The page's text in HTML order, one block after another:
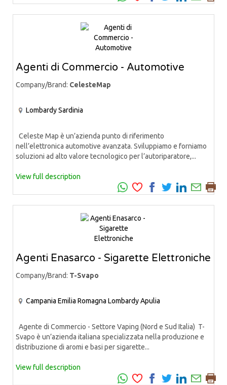
Agenti di Commercio - Automotive
Company/Brand: CelesteMap
LombardySardinia
Celeste Map è un’azienda punto di riferimento
nell’elettronica automotive avanzata. Sviluppiamo e forniamo
soluzioni ad alto valore tecnologico per l’autoriparatore,...
View full description
Agenti Enasarco - Sigarette Elettroniche
Company/Brand: T-Svapo
Campania Emilia Romagna LombardyApulia
Agente di Commercio - Settore Vaping (Nord e Sud Italia) T-
Svapo è un’azienda italiana specializzata nella produzione e
distribuzione di aromi e basi per sigarette...
View full description